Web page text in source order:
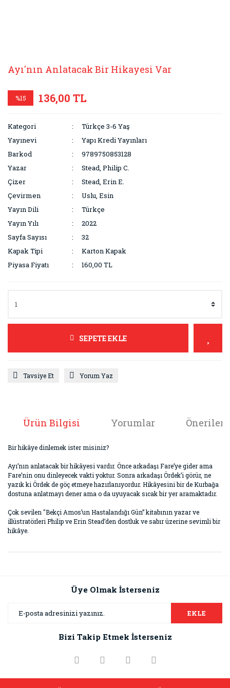
Ayı'nın Anlatacak Bir Hikayesi Var
%15 136,00 TL
Kategori
Türkçe 3-6 Yaş
Yayınevi
Yapı Kredi Yayınları
Barkod
9789750853128
Yazar
Stead, Philip C.
Çizer
Stead, Erin E.
Çevirmen
Uslu, Esin
Yayın Dili
Türkçe
Yayın Yılı
2022
Sayfa Sayısı
32
Kapak Tipi
Karton Kapak
Piyasa Fiyatı
160,00 TL
SEPETE EKLE
Tavsiye Et Yorum Yaz
Ürün Bilgisi Yorumlar
Bir hikâye dinlemek ister misiniz?
Ayı’nın anlatacak bir hikâyesi vardır. Önce arkadaşı Fare’ye gider ama
Fare’nin onu dinleyecek vakti yoktur. Sonra arkadaşı Ördek’i görür, ne
yazık ki Ördek de göç etmeye hazırlanıyordur. Hikâyesini bir de Kurbağa
dostuna anlatmayı dener ama o da uyuyacak sıcak bir yer aramaktadır.
Çok sevilen "Bekçi Amos’un Hastalandığı Gün” kitabının yazar ve
illüstratörleri Philip ve Erin Stead’den dostluk ve sabır üzerine sevimli bir
hikâye.
Görüş ve önerileriniz için teşekkür ederiz.
Ürün resmi kalitesiz, bozuk veya görüntülenemiyor.
Ürün bilgilerinde hatalar bulunuyor.
Üye Olmak İsterseniz
EKLE
Bizi Takip Etmek İsterseniz